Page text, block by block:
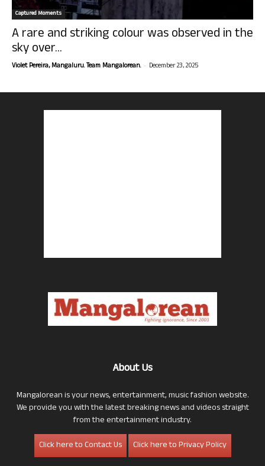
Captured Moments
A rare and striking colour was observed in the
sky over...
Violet Pereira, Mangaluru. Team Mangalorean. - December 23, 2025
About Us
Mangalorean is your news, entertainment, music fashion website.
We provide you with the latest breaking news and videos straight
from the entertainment industry.
Click here to Contact Us
Click here to Privacy Policy